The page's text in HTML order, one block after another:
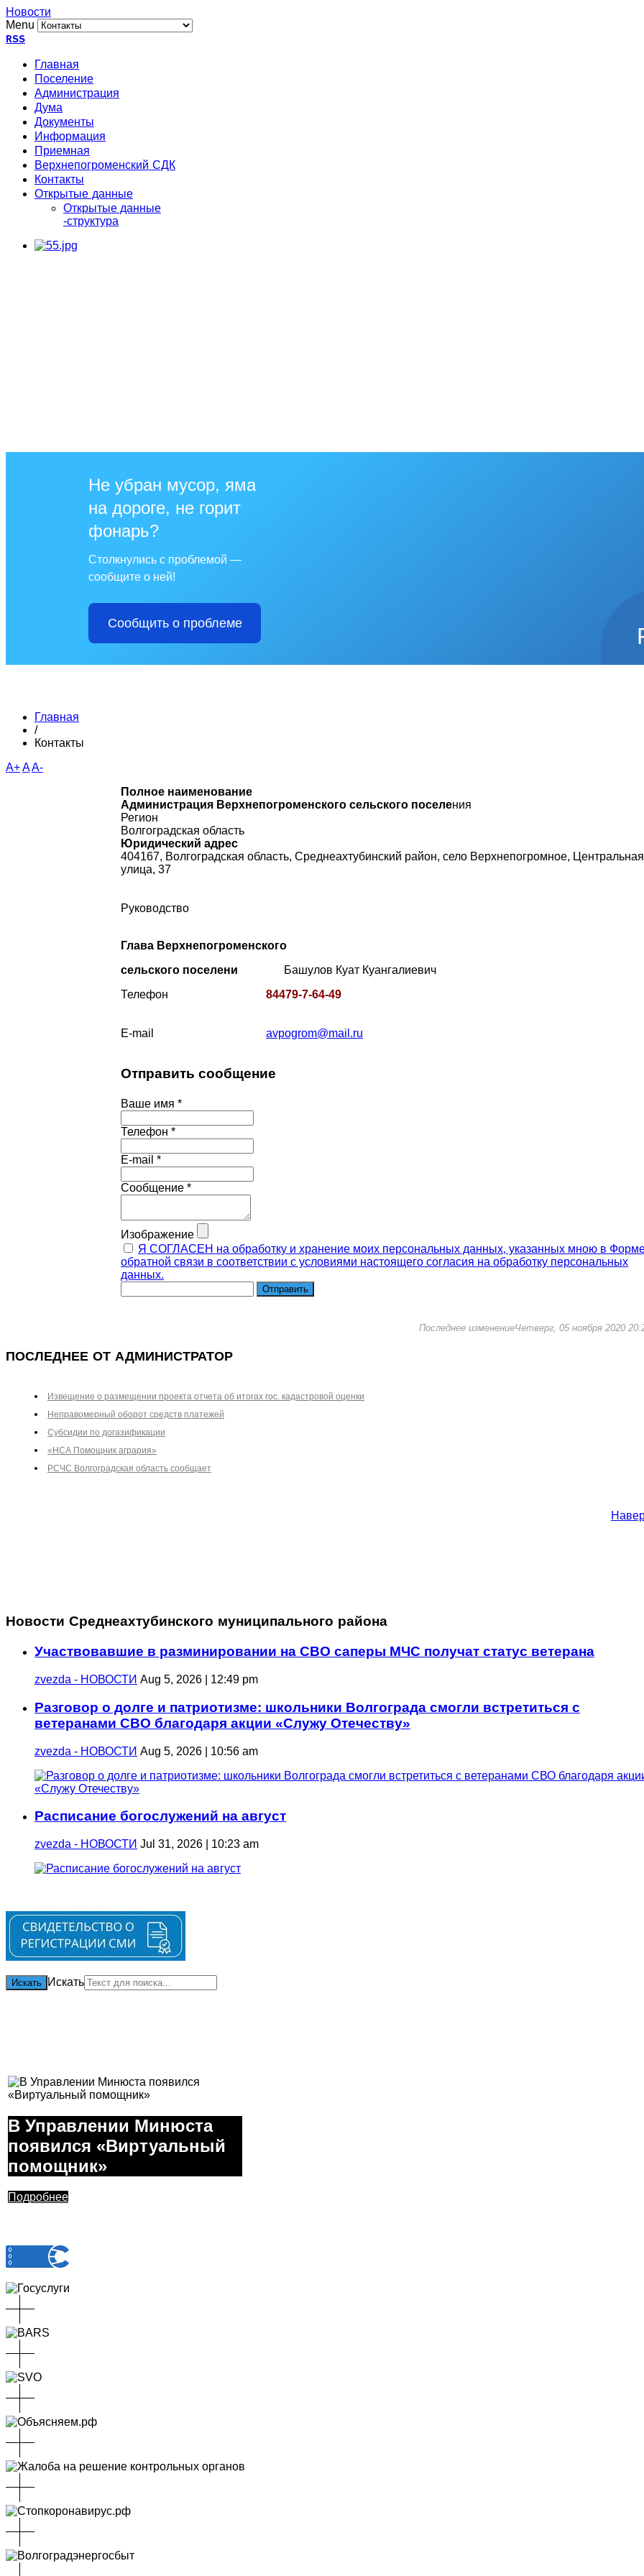
Новости
Menu
RSS
Главная
Поселение
Администрация
Дума
Документы
Информация
Приемная
Верхнепогроменский СДК
Контакты
Открытые данные
Открытые данные
-структура
Не убран мусор, яма
на дороге, не горит
фонарь?
Столкнулись с проблемой —
сообщите о ней!
Сообщить о проблеме
Главная
/
Контакты
A+AA-
Полное наименование
Администрация Верхнепогроменского сельского поселения
Регион
Волгоградская область
Юридический адрес
404167, Волгоградская область, Среднеахтубинский район, село Верхнепогромное, Центральная
улица, 37
Руководство
Глава Верхнепогроменского
сельского поселени Башулов Куат Куангалиевич
Телефон 84479-7-64-49
E-mail avpogrom@mail.ru
Отправить сообщение
Ваше имя *
Телефон *
E-mail *
Сообщение *
Изображение
Я СОГЛАСЕН на обработку и хранение моих персональных данных, указанных мною в
обратной связи в соответствии с условиями настоящего согласия на обработку персональных
данных.
Отправить
Последнее изменениеЧетверг, 05 ноября 2020
ПОСЛЕДНЕЕ ОТ АДМИНИСТРАТОР
Извещение о размещении проекта отчета об итогах гос. кадастровой оценки
Неправомерный оборот средств платежей
Субсидии по догазификации
«НСА Помощник агрария»
РСЧС Волгоградская область сообщает
Новости Среднеахтубинского муниципального района
Участвовавшие в разминировании на СВО саперы МЧС получат статус ветерана
zvezda - НОВОСТИ Aug 5, 2026 | 12:49 pm
Разговор о долге и патриотизме: школьники Волгограда смогли встретиться с
ветеранами СВО благодаря акции «Служу Отечеству»
zvezda - НОВОСТИ Aug 5, 2026 | 10:56 am
Расписание богослужений на август
zvezda - НОВОСТИ Jul 31, 2026 | 10:23 am
Искать Искать
В Управлении Минюста
появился «Виртуальный
помощник»
Подробнее